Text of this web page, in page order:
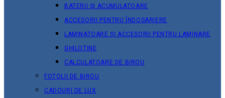
BATERII ȘI ACUMULATOARE
ACCESORII PENTRU ÎNDOSARIERE
LAMINATOARE ȘI ACCESORII PENTRU LAMINARE
GHILOTINE
CALCULATOARE DE BIROU
FOTOLII DE BIROU
CADOURI DE LUX